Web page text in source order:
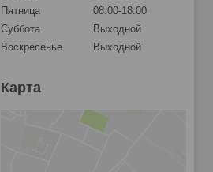
Пятница
08:00-18:00
Суббота
Выходной
Воскресенье
Выходной
Карта